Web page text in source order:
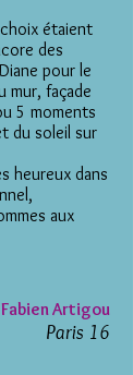
étaient
des
pour le
mur, façade
5 moments
du soleil sur
heureux dans
aux
Fabien Artigou
Paris 16